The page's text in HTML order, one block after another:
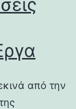
από την